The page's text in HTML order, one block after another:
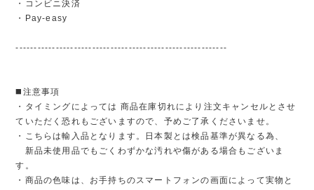
・コンビニ決済
・Pay-easy
----------------------------------------------------------
◼️注意事項
・タイミングによっては 商品在庫切れにより注文キャンセルとさせ
ていただく恐れもございますので、予めご了承くださいませ。
・こちらは輸入品となります。日本製とは検品基準が異なる為、
新品未使用品でもごくわずかな汚れや傷がある場合もございま
す。
・商品の色味は、お手持ちのスマートフォンの画面によって実物と